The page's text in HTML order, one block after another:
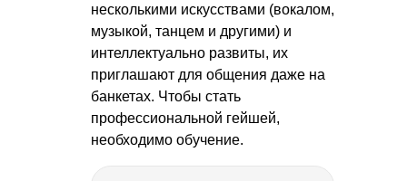
несколькими искусствами (вокалом,
музыкой, танцем и другими) и
интеллектуально развиты, их
приглашают для общения даже на
банкетах. Чтобы стать
профессиональной гейшей,
необходимо обучение.